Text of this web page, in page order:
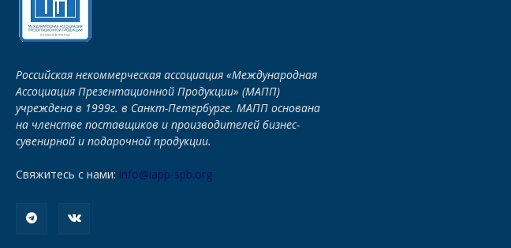
Российская некоммерческая ассоциация «Международная
Ассоциация Презентационной Продукции» (МАПП)
учреждена в 1999г. в Санкт-Петербурге. МАПП основана
на членстве поставщиков и производителей бизнес-
сувенирной и подарочной продукции.
Свяжитесь с нами: info@iapp-spb.org